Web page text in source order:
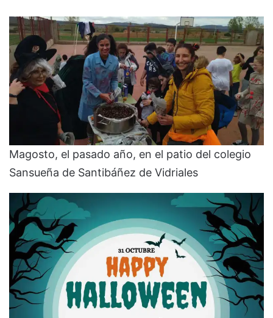
Magosto, el pasado año, en el patio del colegio
Sansueña de Santibáñez de Vidriales